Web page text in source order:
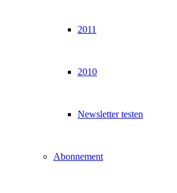
2011
2010
Newsletter testen
Abonnement